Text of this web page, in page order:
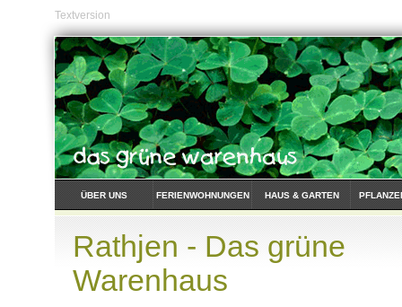
Textversion
ÜBER UNS FERIENWOHNUNGEN HAUS & GARTEN
Rathjen - Das grüne
Warenhaus